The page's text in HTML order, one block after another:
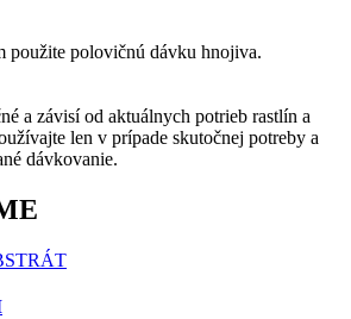
použite polovičnú dávku hnojiva.
a závisí od aktuálnych potrieb rastlín a
len v prípade skutočnej potreby a
dávkovanie.